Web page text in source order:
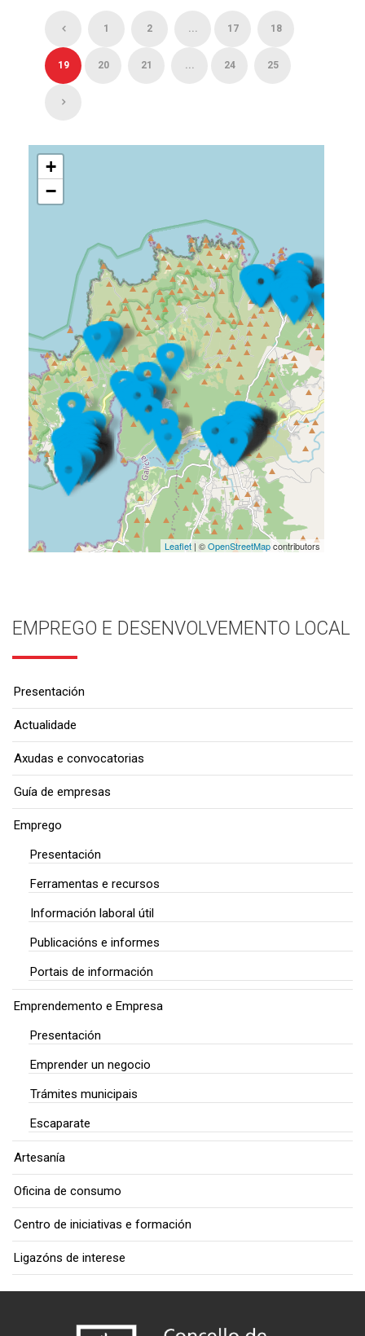
1 2 ... 17 18
19 20 21 ... 24 25
+
−
Leaflet| ©OpenStreetMapcontributors
EMPREGO E DESENVOLVEMENTO LOCAL
Presentación
Actualidade
Axudas e convocatorias
Guía de empresas
Emprego
Presentación
Ferramentas e recursos
Información laboral útil
Publicacións e informes
Portais de información
Emprendemento e Empresa
Presentación
Emprender un negocio
Trámites municipais
Escaparate
Artesanía
Oficina de consumo
Centro de iniciativas e formación
Ligazóns de interese